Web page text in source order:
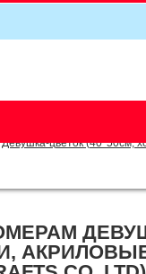
цветок (40*50см,
АКРИЛОВЫЕ